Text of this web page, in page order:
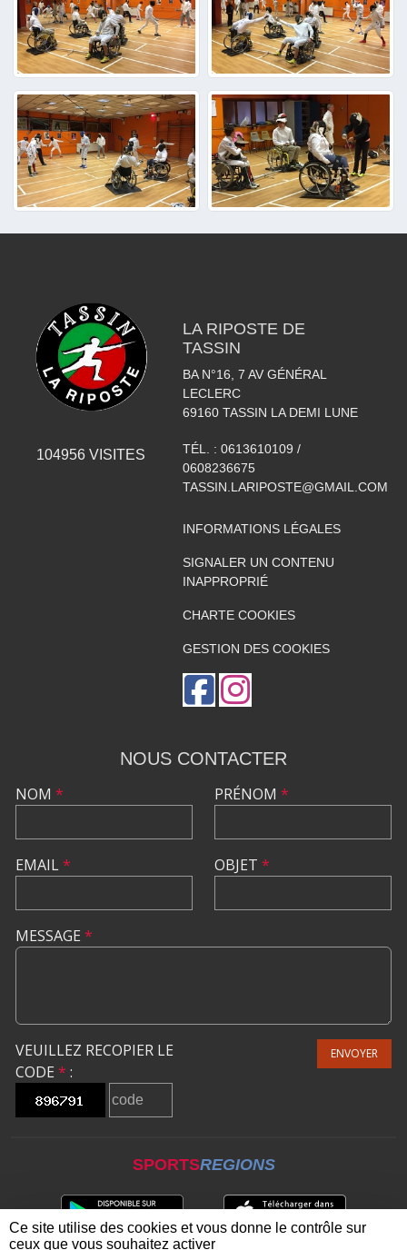
104956 VISITES
LA RIPOSTE DE
TASSIN
BA N°16, 7 AV GÉNÉRAL
LECLERC
69160 TASSIN LA DEMI LUNE
TÉL. : 0613610109 /
0608236675
TASSIN.LARIPOSTE@GMAIL.COM
INFORMATIONS LÉGALES
SIGNALER UN CONTENU
INAPPROPRIÉ
CHARTE COOKIES
GESTION DES COOKIES
NOUS CONTACTER
NOM *
EMAIL*
PRÉNOM *
OBJET *
MESSAGE *
VEUILLEZ RECOPIER LE
CODE * :
ENVOYER
SPORTSREGIONS
Ce site utilise des cookies et vous donne le contrôle sur
ceux que vous souhaitez activer